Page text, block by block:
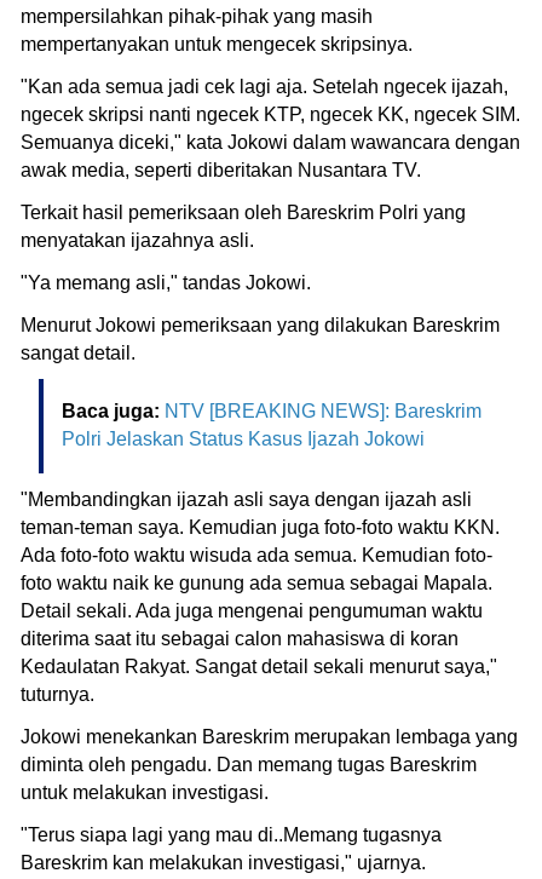
mempersilahkan pihak-pihak yang masih
mempertanyakan untuk mengecek skripsinya.
"Kan ada semua jadi cek lagi aja. Setelah ngecek ijazah,
ngecek skripsi nanti ngecek KTP, ngecek KK, ngecek SIM.
Semuanya diceki," kata Jokowi dalam wawancara dengan
awak media, seperti diberitakan Nusantara TV.
Terkait hasil pemeriksaan oleh Bareskrim Polri yang
menyatakan ijazahnya asli.
"Ya memang asli," tandas Jokowi.
Menurut Jokowi pemeriksaan yang dilakukan Bareskrim
sangat detail.
Baca juga: NTV [BREAKING NEWS]: Bareskrim
Polri Jelaskan Status Kasus Ijazah Jokowi
"Membandingkan ijazah asli saya dengan ijazah asli
teman-teman saya. Kemudian juga foto-foto waktu KKN.
Ada foto-foto waktu wisuda ada semua. Kemudian foto-
foto waktu naik ke gunung ada semua sebagai Mapala.
Detail sekali. Ada juga mengenai pengumuman waktu
diterima saat itu sebagai calon mahasiswa di koran
Kedaulatan Rakyat. Sangat detail sekali menurut saya,"
tuturnya.
Jokowi menekankan Bareskrim merupakan lembaga yang
diminta oleh pengadu. Dan memang tugas Bareskrim
untuk melakukan investigasi.
"Terus siapa lagi yang mau di..Memang tugasnya
Bareskrim kan melakukan investigasi," ujarnya.